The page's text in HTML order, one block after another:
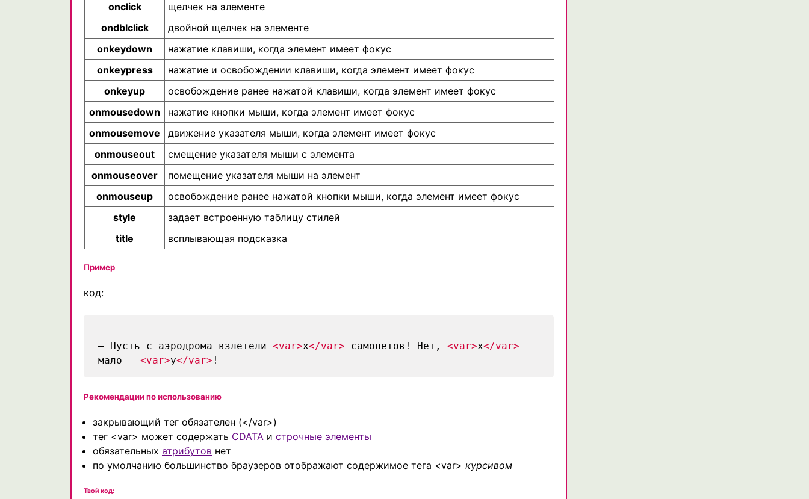
onclick
щелчек на элементе
ondblclick
двойной щелчек на элементе
onkeydown
нажатие клавиши, когда элемент имеет фокус
onkeypress
нажатие и освобождении клавиши, когда элемент имеет фокус
onkeyup
освобождение ранее нажатой клавиши, когда элемент имеет фокус
onmousedown
нажатие кнопки мыши, когда элемент имеет фокус
onmousemove
движение указателя мыши, когда элемент имеет фокус
onmouseout
смещение указателя мыши с элемента
onmouseover
помещение указателя мыши на элемент
onmouseup
освобождение ранее нажатой кнопки мыши, когда элемент имеет фокус
style
задает встроенную таблицу стилей
title
всплывающая подсказка
Пример
код:
— Пусть с аэродрома взлетели <var>x</var> самолетов! Нет, <var>x</var>
мало - <var>y</var> !
Рекомендации по использованию
закрывающий тег обязателен (</var>)
тег <var> может содержать CDATA и строчные элементы
обязательных атрибутов нет
по умолчанию большинство браузеров отображают содержимое тега <var> курсивом
Твой код: